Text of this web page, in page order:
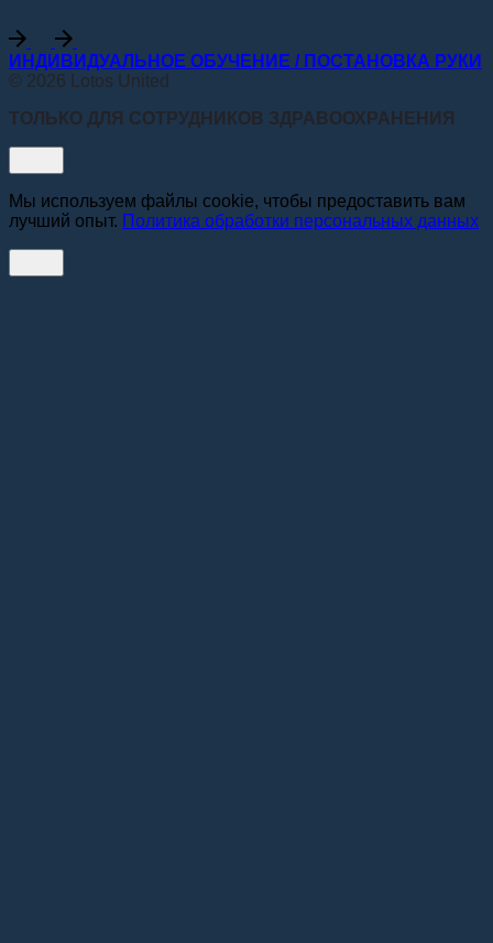
ИНДИВИДУАЛЬНОЕ ОБУЧЕНИЕ / ПОСТАНОВКА РУКИ
© 2026 Lotos United
ТОЛЬКО ДЛЯ СОТРУДНИКОВ ЗДРАВООХРАНЕНИЯ
Мы используем файлы cookie, чтобы предоставить вам
лучший опыт. Политика обработки персональных данных